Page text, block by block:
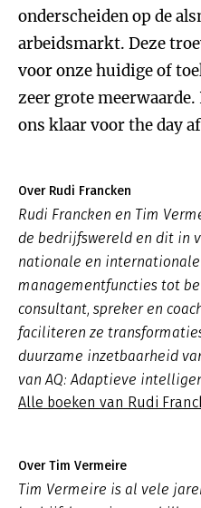
onderscheiden op de
arbeidsmarkt. Deze
voor onze huidige of
zeer grote
ons klaar voor the day
Over Rudi Francken
Rudi Francken en Tim
de bedrijfswereld en dit in
nationale en
managementfuncties tot
consultant, spreker en
faciliteren ze
duurzame inzetbaarheid
van AQ: Adaptieve
Alle boeken van Rudi
Over Tim Vermeire
Tim Vermeire is al vele